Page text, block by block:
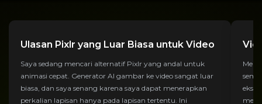
Ulasan Pixlr yang Luar Biasa untuk Video
Saya sedang mencari alternatif Pixlr yang andal untuk
animasi cepat. Generator AI gambar ke video sangat luar
biasa, dan saya senang karena saya dapat menerapkan
perkalian lapisan hanya pada lapisan tertentu. Ini